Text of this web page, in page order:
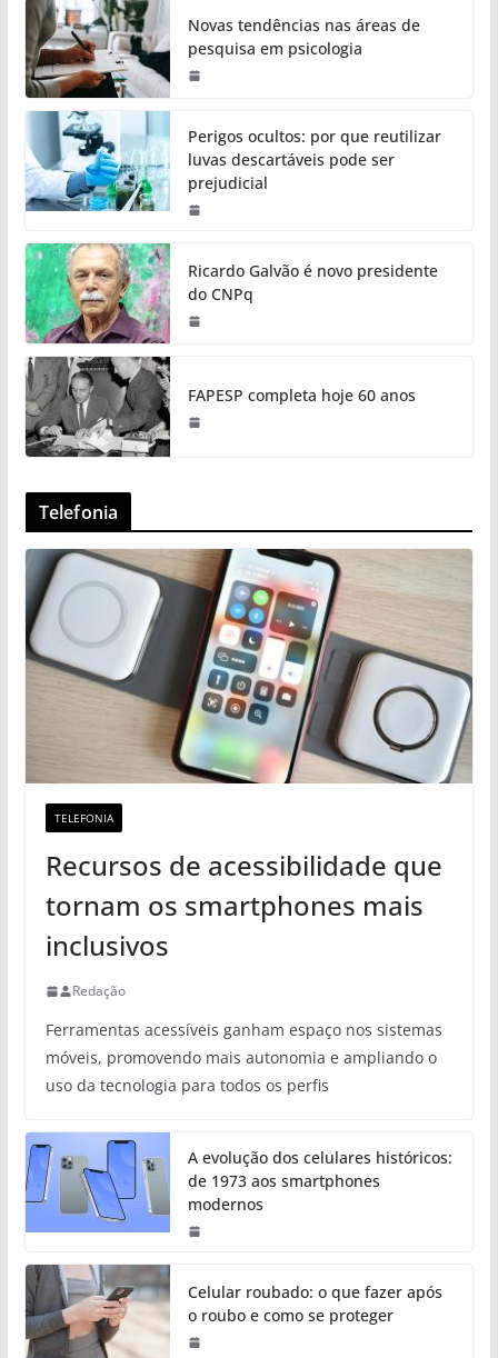
Novas tendências nas áreas de
pesquisa em psicologia
Perigos ocultos: por que reutilizar
luvas descartáveis pode ser
prejudicial
Ricardo Galvão é novo presidente
do CNPq
FAPESP completa hoje 60 anos
Telefonia
TELEFONIA
Recursos de acessibilidade que
tornam os smartphones mais
inclusivos
Redação
Ferramentas acessíveis ganham espaço nos sistemas
móveis, promovendo mais autonomia e ampliando o
uso da tecnologia para todos os perfis
A evolução dos celulares históricos:
de 1973 aos smartphones
modernos
Celular roubado: o que fazer após
o roubo e como se proteger